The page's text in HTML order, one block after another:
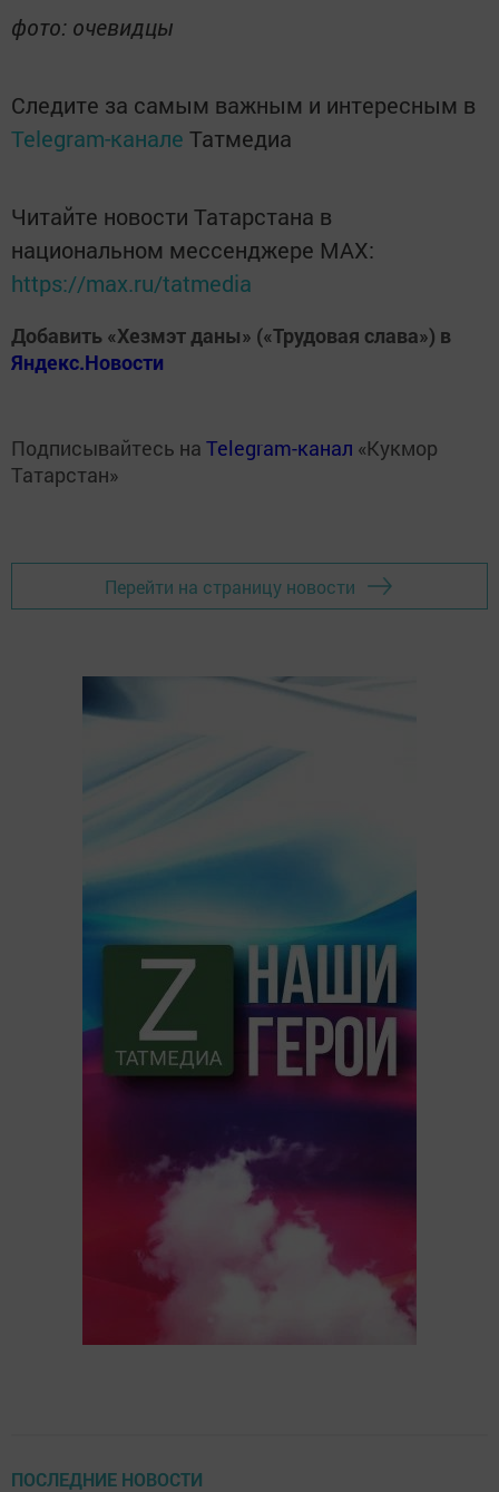
фото: очевидцы
Следите за самым важным и интересным в
Telegram-канале Татмедиа
Читайте новости Татарстана в
национальном мессенджере MАХ:
https://max.ru/tatmedia
Добавить «Хезмэт даны» («Трудовая слава») в
Яндекс.Новости
Подписывайтесь на Telegram-канал «Кукмор
Татарстан»
Перейти на страницу новости
ПОСЛЕДНИЕ НОВОСТИ